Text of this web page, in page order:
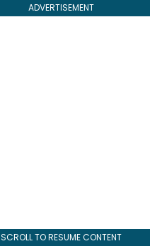
ADVERTISEMENT
SCROLL TO RESUME CONTENT